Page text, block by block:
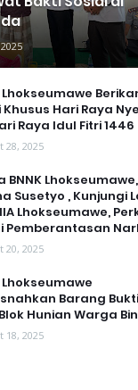
Khusus Hari Raya
Raya Idul Fitri 1446
28, 2025
BNNK Lhokseumawe,
Susetyo , Kunjungi
Lhokseumawe,
Pemberantasan
20, 2025
Barang
Hunian Warga
18, 2025